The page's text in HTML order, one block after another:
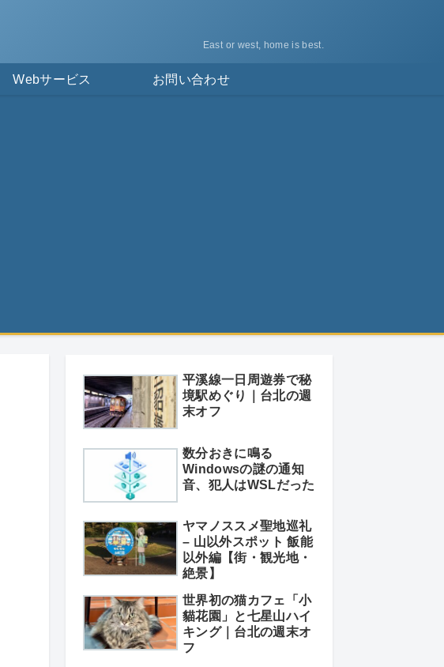
East or west, home is best.
Webサービス お問い合わせ
平溪線一日周遊券で秘
境駅めぐり｜台北の週
末オフ
数分おきに鳴る
Windowsの謎の通知
音、犯人はWSLだった
ヤマノススメ聖地巡礼
– 山以外スポット 飯能
以外編【街・観光地・
絶景】
世界初の猫カフェ「小
貓花園」と七星山ハイ
キング｜台北の週末オ
フ